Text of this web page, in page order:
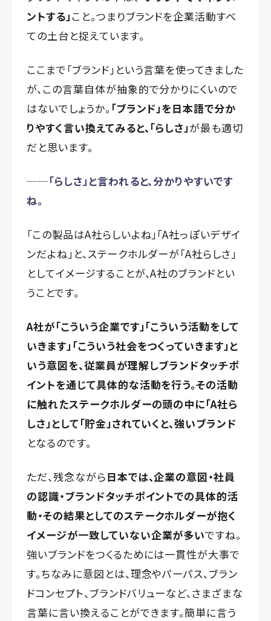
ントする」 こと。つまりブランドを企業活動すべ
ての土台と捉えています。
ここまで「ブランド」という言葉を使ってきました
が、この言葉自体が抽象的で分かりにくいので
はないでしょうか。 「ブランド」を日本語で分か
りやすく言い換えてみると、「らしさ」が最も適切
だと思います。
──「らしさ」と言われると、分かりやすいです
ね。
「この製品はA社らしいよね」「A社っぽいデザイ
ンだよね」と、ステークホルダーが「A社らしさ」
としてイメージすることが、A社のブランドとい
うことです。
A社が「こういう企業です」「こういう活動をして
いきます」「こういう社会をつくっていきます」と
いう意図を、従業員が理解しブランドタッチポ
イントを通じて具体的な活動を行う。その活動
に触れたステークホルダーの頭の中に「A社ら
しさ」として「貯金」されていくと、強いブランド
となるのです。
ただ、残念ながら日本では、企業の意図・社員
の認識・ブランドタッチポイントでの具体的活
動・その結果としてのステークホルダーが抱く
イメージが一致していない企業が多いですね。
強いブランドをつくるためには一貫性が大事で
す。ちなみに意図とは、理念やパーパス、ブラン
ドコンセプト、ブランドバリューなど、さまざまな
言葉に言い換えることができます。簡単に言う